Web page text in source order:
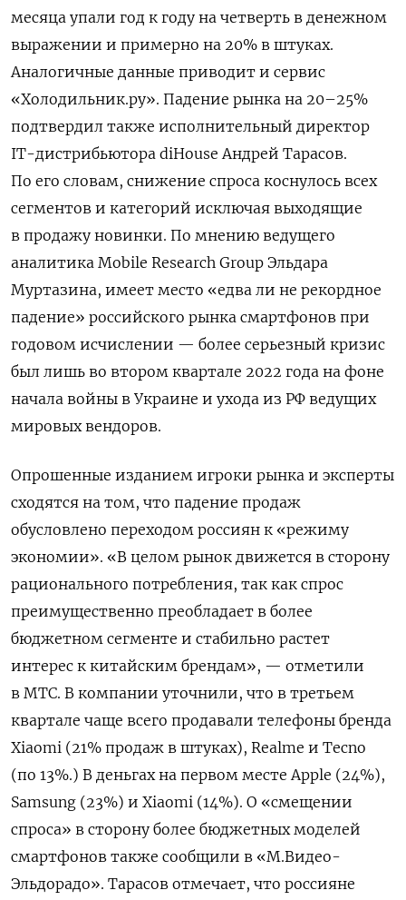
месяца упали год к году на четверть в денежном
выражении и примерно на 20% в штуках.
Аналогичные данные приводит и сервис
«Холодильник.ру». Падение рынка на 20–25%
подтвердил также исполнительный директор
IT-дистрибьютора diHouse Андрей Тарасов.
По его словам, снижение спроса коснулось всех
сегментов и категорий исключая выходящие
в продажу новинки. По мнению ведущего
аналитика Mobile Research Group Эльдара
Муртазина, имеет место «едва ли не рекордное
падение» российского рынка смартфонов при
годовом исчислении — более серьезный кризис
был лишь во втором квартале 2022 года на фоне
начала войны в Украине и ухода из РФ ведущих
мировых вендоров.
Опрошенные изданием игроки рынка и эксперты
сходятся на том, что падение продаж
обусловлено переходом россиян к «режиму
экономии». «В целом рынок движется в сторону
рационального потребления, так как спрос
преимущественно преобладает в более
бюджетном сегменте и стабильно растет
интерес к китайским брендам», — отметили
в МТС. В компании уточнили, что в третьем
квартале чаще всего продавали телефоны бренда
Xiaomi (21% продаж в штуках), Realme и Tecno
(по 13%.) В деньгах на первом месте Apple (24%),
Samsung (23%) и Xiaomi (14%). О «смещении
спроса» в сторону более бюджетных моделей
смартфонов также сообщили в «М.Видео-
Эльдорадо». Тарасов отмечает, что россияне